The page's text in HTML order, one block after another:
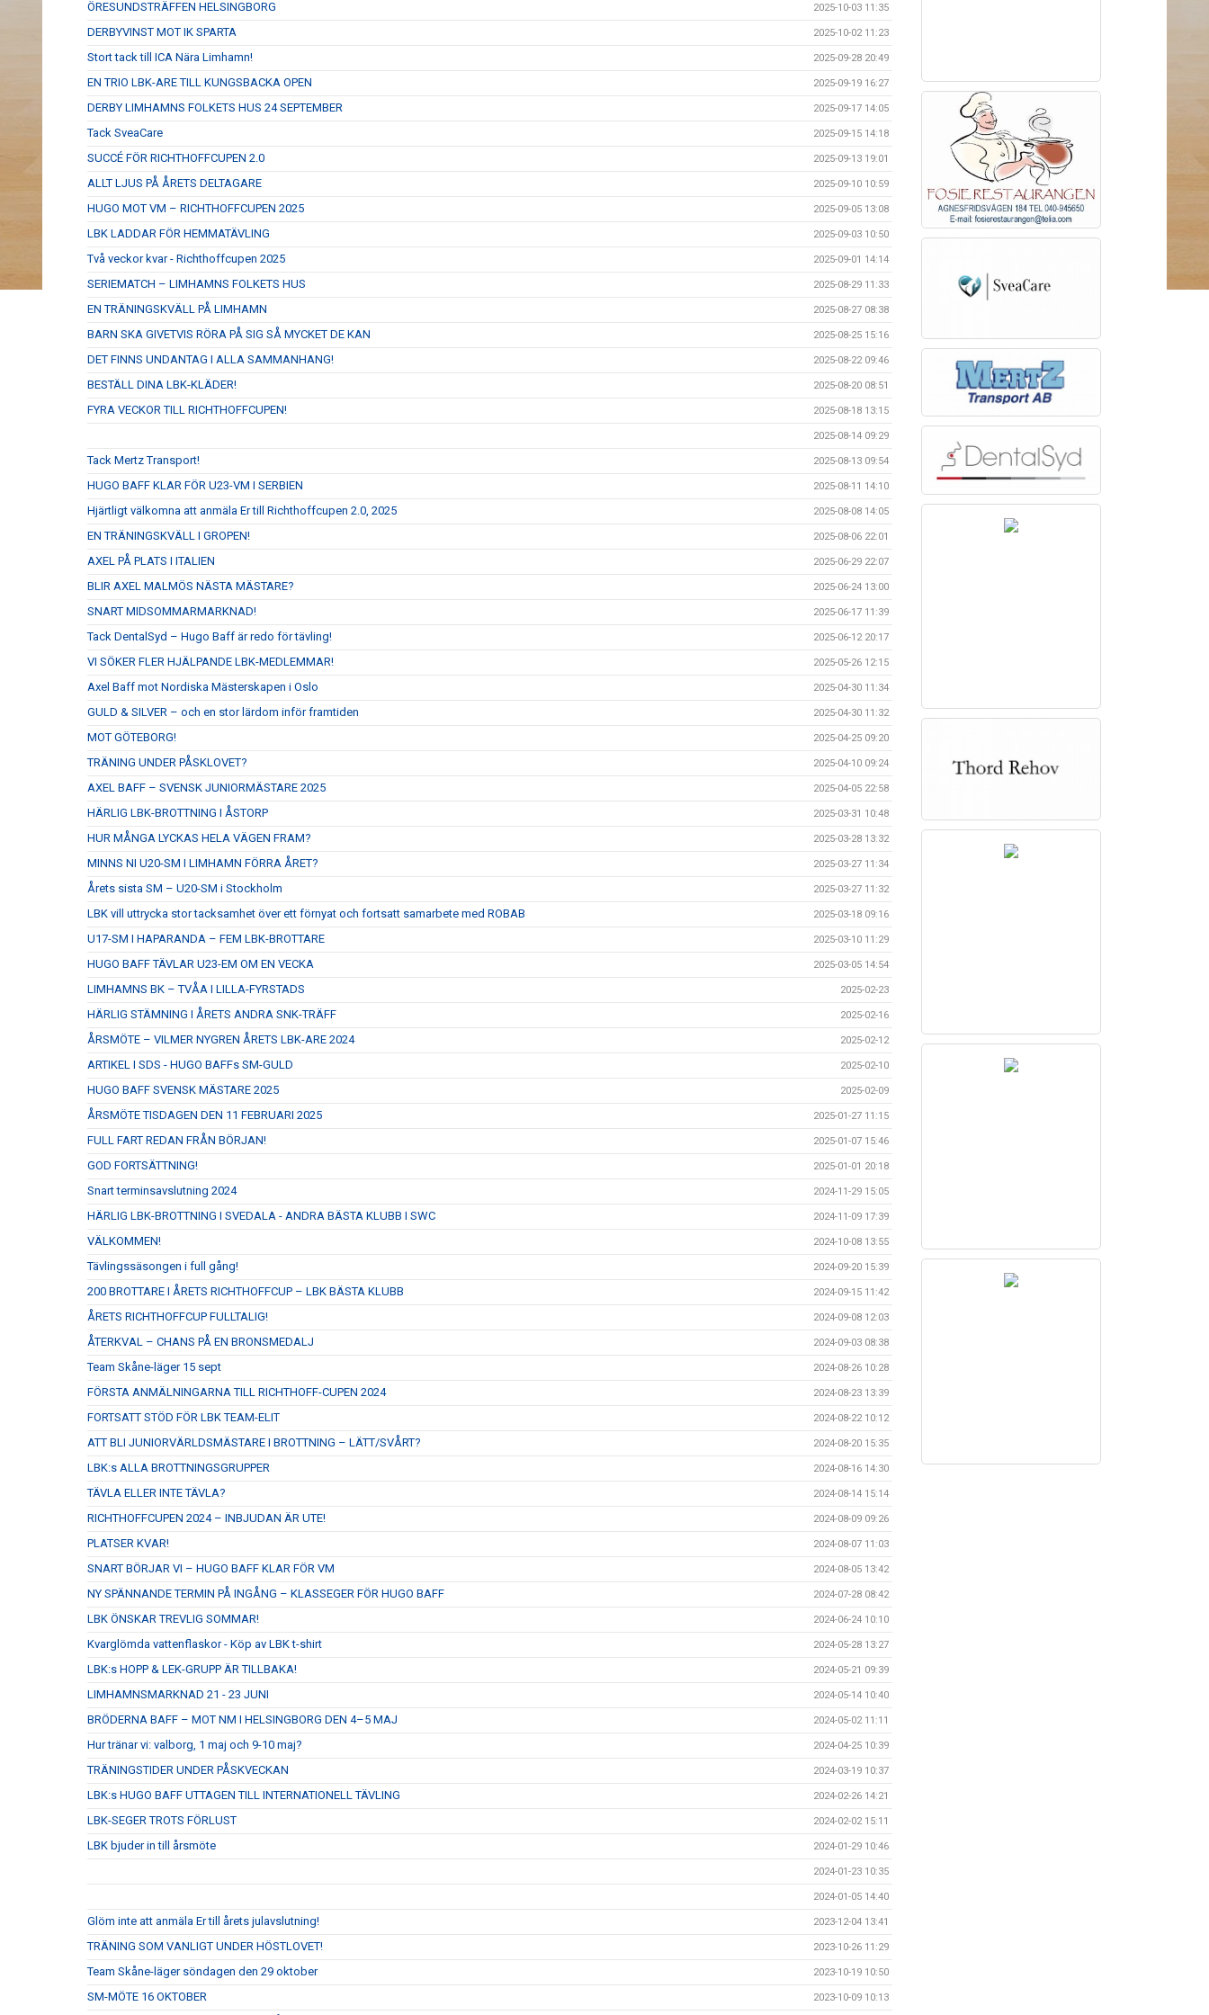
ÖRESUNDSTRÄFFEN HELSINGBORG 2025-10-03 11:35
DERBYVINST MOT IK SPARTA 2025-10-02 11:23
Stort tack till ICA Nära Limhamn! 2025-09-28 20:49
EN TRIO LBK-ARE TILL KUNGSBACKA OPEN 2025-09-19 16:27
DERBY LIMHAMNS FOLKETS HUS 24 SEPTEMBER 2025-09-17 14:05
Tack SveaCare 2025-09-15 14:18
SUCCÉ FÖR RICHTHOFFCUPEN 2.0 2025-09-13 19:01
ALLT LJUS PÅ ÅRETS DELTAGARE 2025-09-10 10:59
HUGO MOT VM – RICHTHOFFCUPEN 2025 2025-09-05 13:08
LBK LADDAR FÖR HEMMATÄVLING 2025-09-03 10:50
Två veckor kvar - Richthoffcupen 2025 2025-09-01 14:14
SERIEMATCH – LIMHAMNS FOLKETS HUS 2025-08-29 11:33
EN TRÄNINGSKVÄLL PÅ LIMHAMN 2025-08-27 08:38
BARN SKA GIVETVIS RÖRA PÅ SIG SÅ MYCKET DE KAN 2025-08-25 15:16
DET FINNS UNDANTAG I ALLA SAMMANHANG! 2025-08-22 09:46
BESTÄLL DINA LBK-KLÄDER! 2025-08-20 08:51
FYRA VECKOR TILL RICHTHOFFCUPEN! 2025-08-18 13:15
2025-08-14 09:29
Tack Mertz Transport! 2025-08-13 09:54
HUGO BAFF KLAR FÖR U23-VM I SERBIEN 2025-08-11 14:10
Hjärtligt välkomna att anmäla Er till Richthoffcupen 2.0, 2025 2025-08-08 14:05
EN TRÄNINGSKVÄLL I GROPEN! 2025-08-06 22:01
AXEL PÅ PLATS I ITALIEN 2025-06-29 22:07
BLIR AXEL MALMÖS NÄSTA MÄSTARE? 2025-06-24 13:00
SNART MIDSOMMARMARKNAD! 2025-06-17 11:39
Tack DentalSyd – Hugo Baff är redo för tävling! 2025-06-12 20:17
VI SÖKER FLER HJÄLPANDE LBK-MEDLEMMAR! 2025-05-26 12:15
Axel Baff mot Nordiska Mästerskapen i Oslo 2025-04-30 11:34
GULD & SILVER – och en stor lärdom inför framtiden 2025-04-30 11:32
MOT GÖTEBORG! 2025-04-25 09:20
TRÄNING UNDER PÅSKLOVET? 2025-04-10 09:24
AXEL BAFF – SVENSK JUNIORMÄSTARE 2025 2025-04-05 22:58
HÄRLIG LBK-BROTTNING I ÅSTORP 2025-03-31 10:48
HUR MÅNGA LYCKAS HELA VÄGEN FRAM? 2025-03-28 13:32
MINNS NI U20-SM I LIMHAMN FÖRRA ÅRET? 2025-03-27 11:34
Årets sista SM – U20-SM i Stockholm 2025-03-27 11:32
LBK vill uttrycka stor tacksamhet över ett förnyat och fortsatt samarbete med ROBAB 2025-03-18 09:16
U17-SM I HAPARANDA – FEM LBK-BROTTARE 2025-03-10 11:29
HUGO BAFF TÄVLAR U23-EM OM EN VECKA 2025-03-05 14:54
LIMHAMNS BK – TVÅA I LILLA-FYRSTADS 2025-02-23
HÄRLIG STÄMNING I ÅRETS ANDRA SNK-TRÄFF 2025-02-16
ÅRSMÖTE – VILMER NYGREN ÅRETS LBK-ARE 2024 2025-02-12
ARTIKEL I SDS - HUGO BAFFs SM-GULD 2025-02-10
HUGO BAFF SVENSK MÄSTARE 2025 2025-02-09
ÅRSMÖTE TISDAGEN DEN 11 FEBRUARI 2025 2025-01-27 11:15
FULL FART REDAN FRÅN BÖRJAN! 2025-01-07 15:46
GOD FORTSÄTTNING! 2025-01-01 20:18
Snart terminsavslutning 2024 2024-11-29 15:05
HÄRLIG LBK-BROTTNING I SVEDALA - ANDRA BÄSTA KLUBB I SWC 2024-11-09 17:39
VÄLKOMMEN! 2024-10-08 13:55
Tävlingssäsongen i full gång! 2024-09-20 15:39
200 BROTTARE I ÅRETS RICHTHOFFCUP – LBK BÄSTA KLUBB 2024-09-15 11:42
ÅRETS RICHTHOFFCUP FULLTALIG! 2024-09-08 12:03
ÅTERKVAL – CHANS PÅ EN BRONSMEDALJ 2024-09-03 08:38
Team Skåne-läger 15 sept 2024-08-26 10:28
FÖRSTA ANMÄLNINGARNA TILL RICHTHOFF-CUPEN 2024 2024-08-23 13:39
FORTSATT STÖD FÖR LBK TEAM-ELIT 2024-08-22 10:12
ATT BLI JUNIORVÄRLDSMÄSTARE I BROTTNING – LÄTT/SVÅRT? 2024-08-20 15:35
LBK:s ALLA BROTTNINGSGRUPPER 2024-08-16 14:30
TÄVLA ELLER INTE TÄVLA? 2024-08-14 15:14
RICHTHOFFCUPEN 2024 – INBJUDAN ÄR UTE! 2024-08-09 09:26
PLATSER KVAR! 2024-08-07 11:03
SNART BÖRJAR VI – HUGO BAFF KLAR FÖR VM 2024-08-05 13:42
NY SPÄNNANDE TERMIN PÅ INGÅNG – KLASSEGER FÖR HUGO BAFF 2024-07-28 08:42
LBK ÖNSKAR TREVLIG SOMMAR! 2024-06-24 10:10
Kvarglömda vattenflaskor - Köp av LBK t-shirt 2024-05-28 13:27
LBK:s HOPP & LEK-GRUPP ÄR TILLBAKA! 2024-05-21 09:39
LIMHAMNSMARKNAD 21 - 23 JUNI 2024-05-14 10:40
BRÖDERNA BAFF – MOT NM I HELSINGBORG DEN 4–5 MAJ 2024-05-02 11:11
Hur tränar vi: valborg, 1 maj och 9-10 maj? 2024-04-25 10:39
TRÄNINGSTIDER UNDER PÅSKVECKAN 2024-03-19 10:37
LBK:s HUGO BAFF UTTAGEN TILL INTERNATIONELL TÄVLING 2024-02-26 14:21
LBK-SEGER TROTS FÖRLUST 2024-02-02 15:11
LBK bjuder in till årsmöte 2024-01-29 10:46
2024-01-23 10:35
2024-01-05 14:40
Glöm inte att anmäla Er till årets julavslutning! 2023-12-04 13:41
TRÄNING SOM VANLIGT UNDER HÖSTLOVET! 2023-10-26 11:29
Team Skåne-läger söndagen den 29 oktober 2023-10-19 10:50
SM-MÖTE 16 OKTOBER 2023-10-09 10:13